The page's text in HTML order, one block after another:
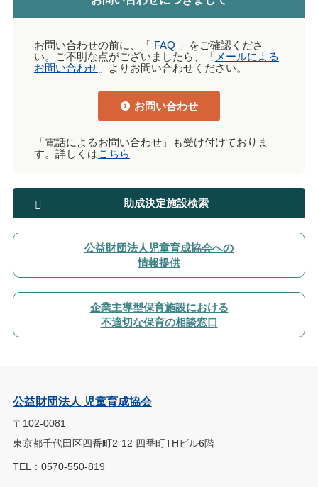
お問い合わせの前に、「 FAQ 」をご確認くださ
い。ご不明な点がございましたら、「 メールによる
お問い合わせ」よりお問い合わせください。
お問い合わせ
「電話によるお問い合わせ」も受け付けておりま
す。詳しくはこちら
助成決定施設検索
公益財団法人児童育成協会への
情報提供
企業主導型保育施設における
不適切な保育の相談窓口
公益財団法人 児童育成協会
〒102-0081
東京都千代田区四番町2-12 四番町THビル6階
TEL：0570-550-819